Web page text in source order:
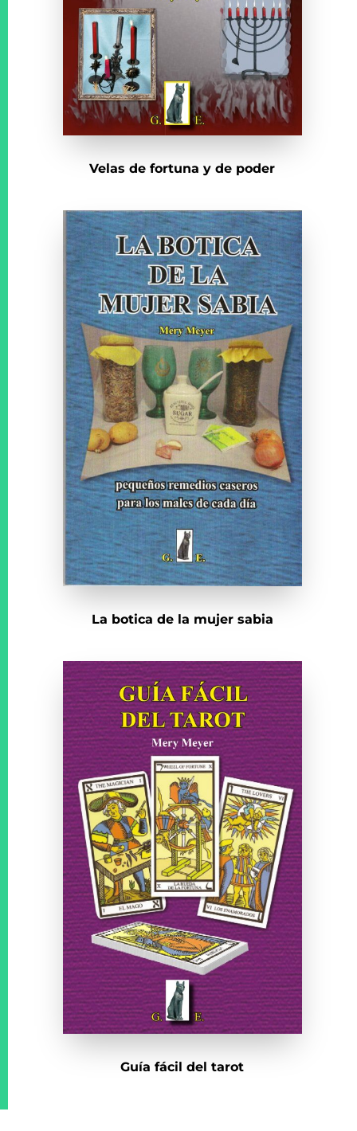
Velas de fortuna y de poder
La botica de la mujer sabia
Guía fácil del tarot